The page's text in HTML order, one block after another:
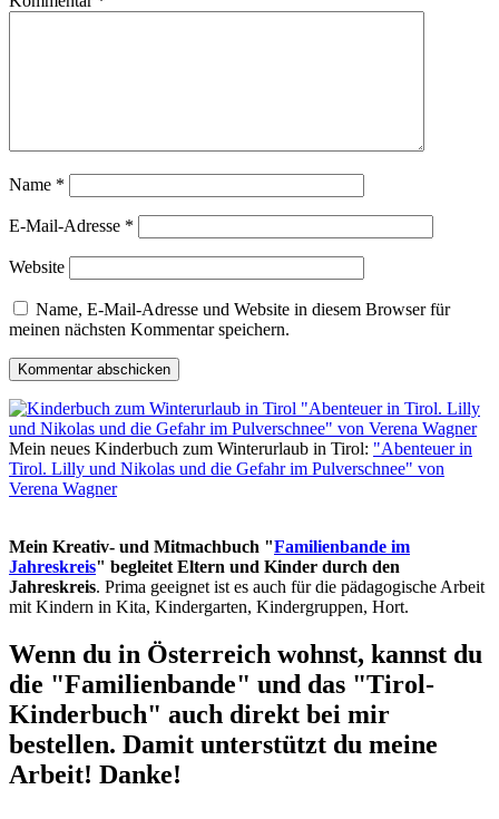
Name *
E-Mail-Adresse *
Website
Name, E-Mail-Adresse und Website in diesem Browser für
meinen nächsten Kommentar speichern.
Mein neues Kinderbuch zum Winterurlaub in Tirol: "Abenteuer in
Tirol. Lilly und Nikolas und die Gefahr im Pulverschnee" von
Verena Wagner
Mein Kreativ- und Mitmachbuch "Familienbande im
Jahreskreis" begleitet Eltern und Kinder durch den
Jahreskreis. Prima geeignet ist es auch für die pädagogische Arbeit
mit Kindern in Kita, Kindergarten, Kindergruppen, Hort.
Wenn du in Österreich wohnst, kannst du
die "Familienbande" und das "Tirol-
Kinderbuch" auch direkt bei mir
bestellen. Damit unterstützt du meine
Arbeit! Danke!